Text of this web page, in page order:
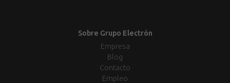
Sobre Grupo Electrón
Empresa
Blog
Contacto
Empleo